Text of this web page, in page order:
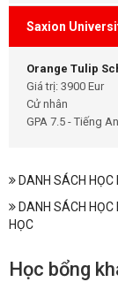
Saxion
Orange Tulip
Giá trị: 3900 Eur
Cử nhân
GPA 7.5 - Tiếng
DANH SÁCH
DANH SÁCH
HỌC
Học bổng